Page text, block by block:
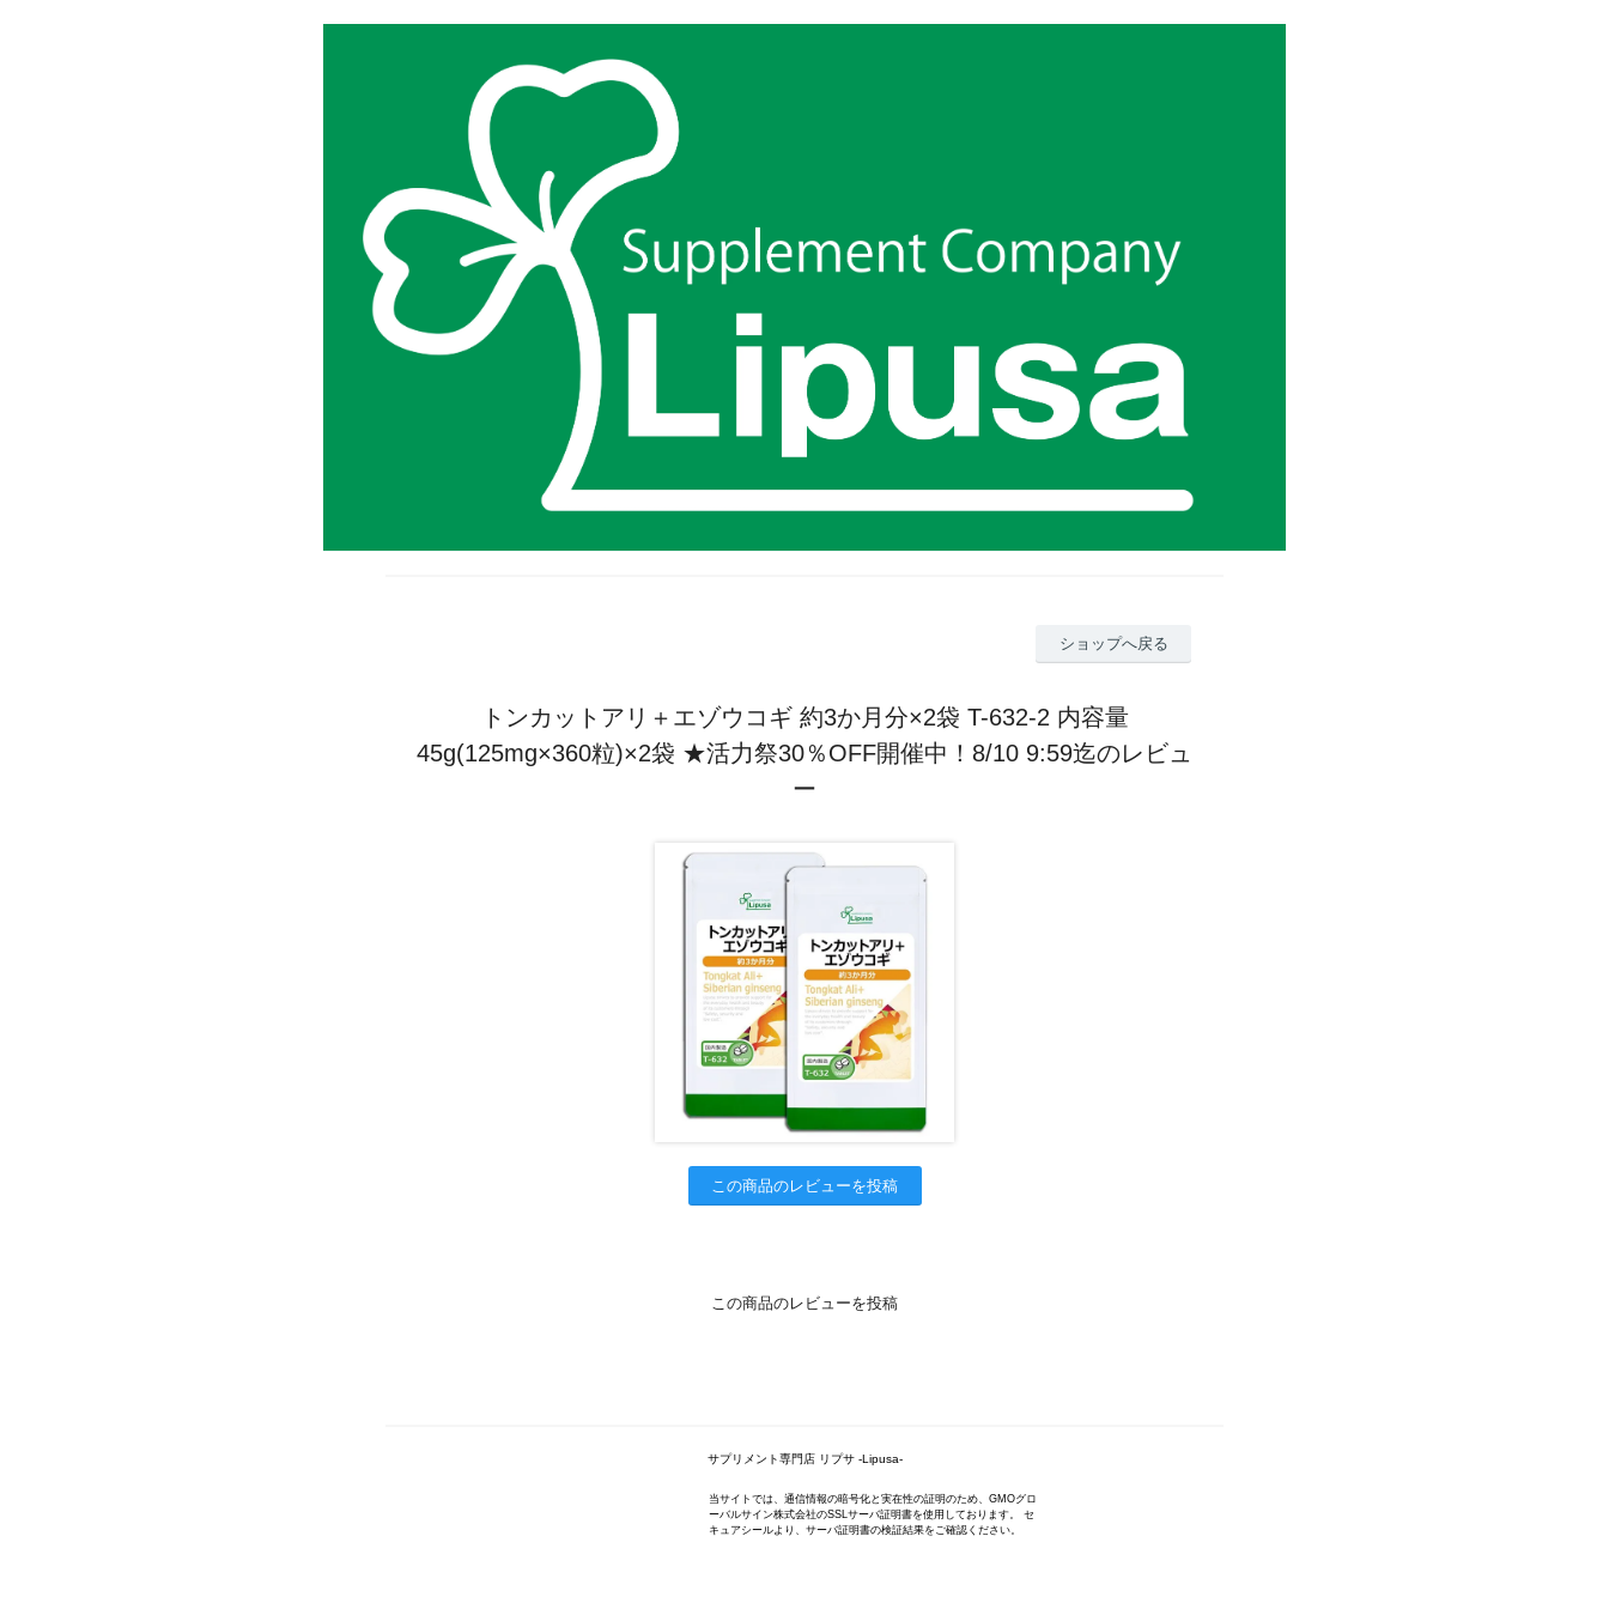
ショップへ戻る
トンカットアリ＋エゾウコギ 約3か月分×2袋 T-632-2 内容量
45g(125mg×360粒)×2袋 ★活力祭30％OFF開催中！8/10 9:59迄のレビュ
ー
この商品のレビューを投稿
この商品のレビューを投稿
サプリメント専門店 リプサ -Lipusa-
当サイトでは、通信情報の暗号化と実在性の証明のため、GMOグロ
ーバルサイン株式会社のSSLサーバ証明書を使用しております。 セ
キュアシールより、サーバ証明書の検証結果をご確認ください。